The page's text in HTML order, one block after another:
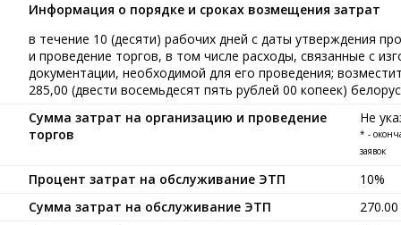
Информация о порядке и сроках возмещения затрат
в течение 10 (десяти) рабочих дней с даты утверждения
и проведение торгов, в том числе расходы, связанные с
документации, необходимой для его проведения;
285,00 (двести восемьдесят пять рублей 00 копеек)
Сумма затрат на организацию и проведение
торгов
Не
* -
заявок
Процент затрат на обслуживание ЭТП
10%
Сумма затрат на обслуживание ЭТП